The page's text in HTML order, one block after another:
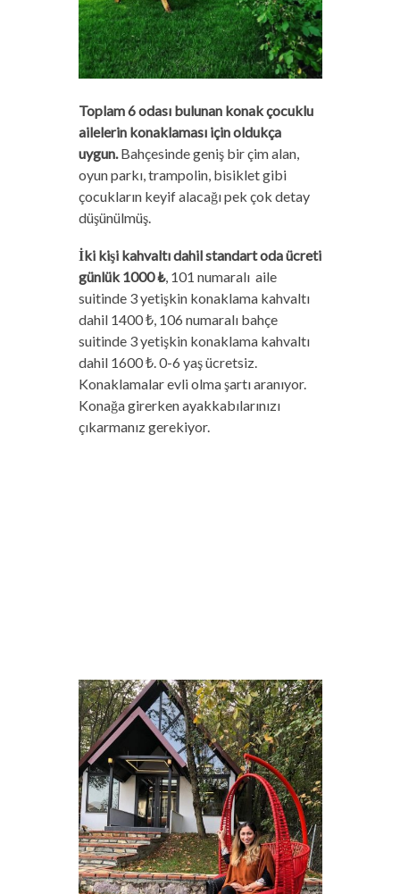
Toplam 6 odası bulunan konak çocuklu
ailelerin konaklaması için oldukça
uygun.Bahçesinde geniş bir çim alan,
oyun parkı, trampolin, bisiklet gibi
çocukların keyif alacağı pek çok detay
düşünülmüş.
İki kişi kahvaltı dahil standart oda ücreti
günlük 1000 ₺, 101 numaralı aile
suitinde 3 yetişkin konaklama kahvaltı
dahil 1400 ₺, 106 numaralı bahçe
suitinde 3 yetişkin konaklama kahvaltı
dahil 1600 ₺. 0-6 yaş ücretsiz.
Konaklamalar evli olma şartı aranıyor.
Konağa girerken ayakkabılarınızı
çıkarmanız gerekiyor.